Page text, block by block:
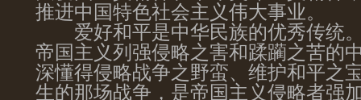
推进中国特色社会主义伟大事业。
爱好和平是中华民族的优秀传统
帝国主义列强侵略之害和蹂躏之苦的
深懂得侵略战争之野蛮、维护和平之
生的那场战争，是帝国主义侵略者强